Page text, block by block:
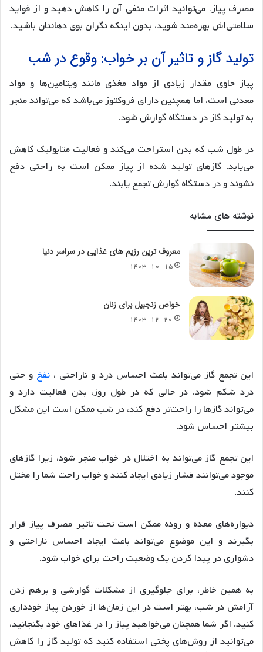
مصرف پیاز، می‌توانید اثرات منفی آن را کاهش دهید و از فواید
سلامتی‌اش بهره‌مند شوید، بدون اینکه نگران بوی دهانتان باشید.
تولید گاز و تاثیر آن بر خواب: وقوع در شب
پیاز حاوی مقدار زیادی از مواد مغذی مانند ویتامین‌ها و مواد
معدنی است، اما همچنین دارای فروکتوز می‌باشد که می‌تواند منجر
به تولید گاز در دستگاه گوارش شود.
در طول شب که بدن استراحت می‌کند و فعالیت متابولیک کاهش
می‌یابد، گازهای تولید شده از پیاز ممکن است به راحتی دفع
نشوند و در دستگاه گوارش تجمع یابند.
نوشته های مشابه
معروف ترین رژیم های غذایی در سراسر دنیا
۱۴۰۳-۱۰-۱۵
خواص زنجبیل برای زنان
۱۴۰۳-۱۲-۲۰
این تجمع گاز می‌تواند باعث احساس درد و ناراحتی ، نفخ و حتی
درد شکم شود. در حالی که در طول روز، بدن فعالیت دارد و
می‌تواند گازها را راحت‌تر دفع کند، در شب ممکن است این مشکل
بیشتر احساس شود.
این تجمع گاز می‌تواند به اختلال در خواب منجر شود، زیرا گازهای
موجود می‌توانند فشار زیادی ایجاد کنند و خواب راحت شما را مختل
کنند.
دیواره‌های معده و روده ممکن است تحت تاثیر مصرف پیاز قرار
بگیرند و این موضوع می‌تواند باعث ایجاد احساس ناراحتی و
دشواری در پیدا کردن یک وضعیت راحت برای خواب شود.
به همین خاطر، برای جلوگیری از مشکلات گوارشی و برهم زدن
آرامش در شب، بهتر است در این زمان‌ها از خوردن پیاز خودداری
کنید. اگر شما همچنان می‌خواهید پیاز را در غذاهای خود بگنجانید،
می‌توانید از روش‌های پختی استفاده کنید که تولید گاز را کاهش